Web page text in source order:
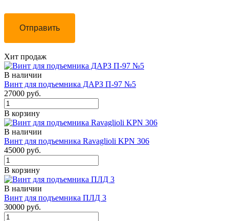
Отправить
Хит продаж
В наличии
Винт для подъемника ДАРЗ П-97 №5
27000 руб.
В корзину
В наличии
Винт для подъемника Ravaglioli KPN 306
45000 руб.
В корзину
В наличии
Винт для подъемника ПЛД 3
30000 руб.